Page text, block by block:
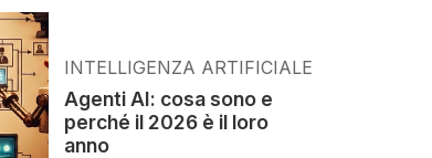
INTELLIGENZA ARTIFICIALE
Agenti AI: cosa sono e
perché il 2026 è il loro
anno